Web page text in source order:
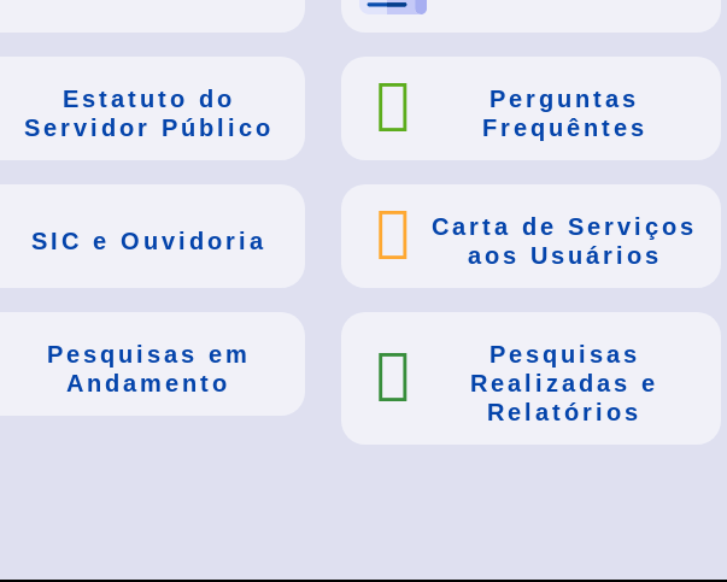
Estatuto do
Servidor Público
SIC e Ouvidoria
Pesquisas em
Andamento
Perguntas
Frequêntes
Carta de Serviços
aos Usuários
Pesquisas
Realizadas e
Relatórios